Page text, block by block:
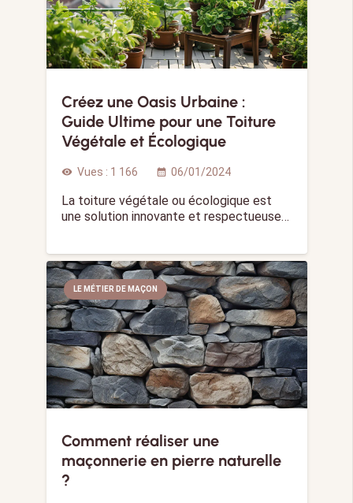
Créez une Oasis Urbaine :
Guide Ultime pour une Toiture
Végétale et Écologique
visibility Vues : 1 166 calendar_month 06/01/2024
La toiture végétale ou écologique est
une solution innovante et respectueuse…
LE MÉTIER DE MAÇON
Comment réaliser une
maçonnerie en pierre naturelle
?